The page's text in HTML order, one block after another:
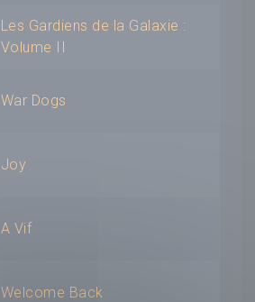
Les Gardiens de la Galaxie :
Volume II
War Dogs
Joy
A Vif
Welcome Back